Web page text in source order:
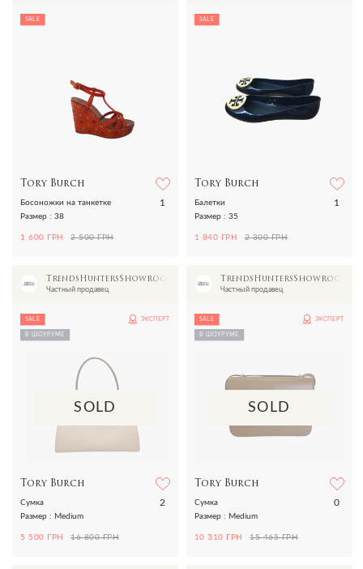
SALE
Tory Burch
1
Босоножки на танкетке
Размер : 38
1 600 ГРН 2 500 ГРН
SALE
Tory Burch
1
Балетки
Размер : 35
1 840 ГРН 2 300 ГРН
TrendsHuntersShowroom
Частный продавец
SALE
В ШОУРУМЕ
ЭКСПЕРТ
SOLD
Tory Burch
2
Сумка
Размер : Medium
5 500 ГРН 16 800 ГРН
TrendsHuntersShowroom
Частный продавец
SALE
В ШОУРУМЕ
ЭКСПЕРТ
SOLD
Tory Burch
0
Сумка
Размер : Medium
10 310 ГРН 15 465 ГРН